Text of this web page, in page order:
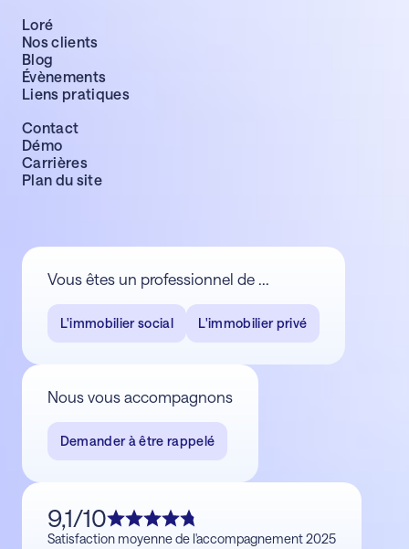
Loré
Nos clients
Blog
Évènements
Liens pratiques
Contact
Démo
Carrières
Plan du site
Vous êtes un professionnel de ...
L'immobilier social L'immobilier privé
Nous vous accompagnons
Demander à être rappelé
9,1/10
Satisfaction moyenne de l'accompagnement 2025